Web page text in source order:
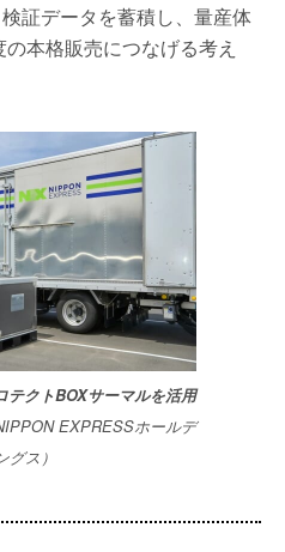
証データを蓄積し、量産体
本格販売につなげる考え
クトBOXサーマルを活用
EXPRESSホールデ
グス）